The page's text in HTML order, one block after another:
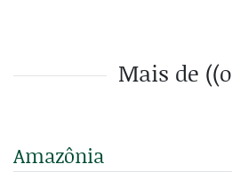
Mais de
Amazônia